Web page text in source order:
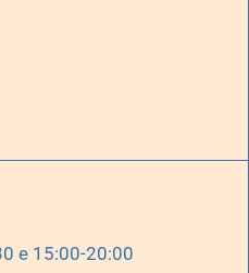
e 15:00-20:00